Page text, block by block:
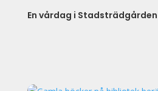
En vårdag i Stadsträdgården